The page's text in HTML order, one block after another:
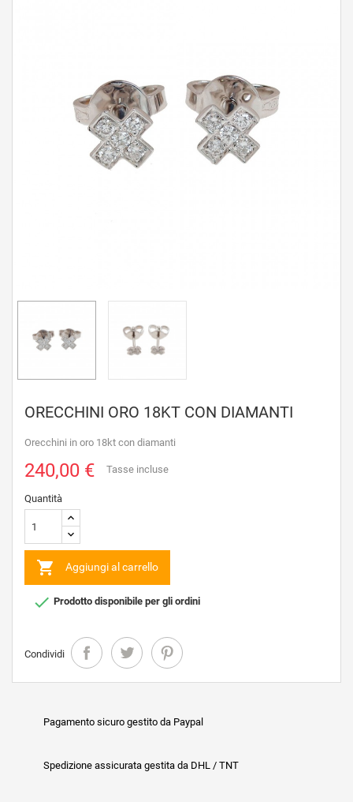
ORECCHINI ORO 18KT CON DIAMANTI
Orecchini in oro 18kt con diamanti
240,00 € Tasse incluse
Quantità
 Aggiungi al carrello
 Prodotto disponibile per gli ordini
Condividi
Pagamento sicuro gestito da Paypal
Spedizione assicurata gestita da DHL / TNT